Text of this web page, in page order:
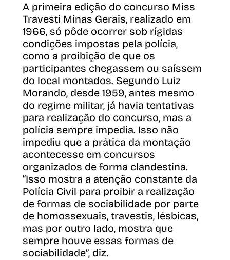
A primeira edição do concurso Miss
Travesti Minas Gerais, realizado em
1966, só pôde ocorrer sob rígidas
condições impostas pela polícia,
como a proibição de que os
participantes chegassem ou saíssem
do local montados. Segundo Luiz
Morando, desde 1959, antes mesmo
do regime militar, já havia tentativas
para realização do concurso, mas a
polícia sempre impedia. Isso não
impediu que a prática da montação
acontecesse em concursos
organizados de forma clandestina.
“Isso mostra a atenção constante da
Polícia Civil para proibir a realização
de formas de sociabilidade por parte
de homossexuais, travestis, lésbicas,
mas por outro lado, mostra que
sempre houve essas formas de
sociabilidade”, diz.